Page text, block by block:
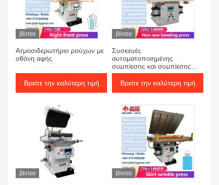
βίντεο
Ατμοσιδερωτήριο ρούχων με
οθόνη αφής
Βρείτε την καλύτερη τιμή
βίντεο
Συσκευές
αυτοματοποιημένης
συμπίεσης και συμπίεσης
PLC
Βρείτε την καλύτερη τιμή
βίντεο βίντεο